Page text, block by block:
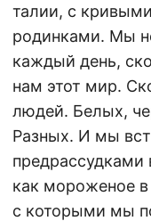
талии, с
родинками. Мы
каждый день,
нам этот мир.
людей. Белых,
Разных. И мы
предрассудками
как мороженое
с которыми мы